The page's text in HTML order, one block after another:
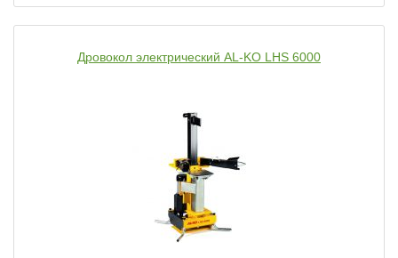
Дровокол электрический AL-KO LHS 6000